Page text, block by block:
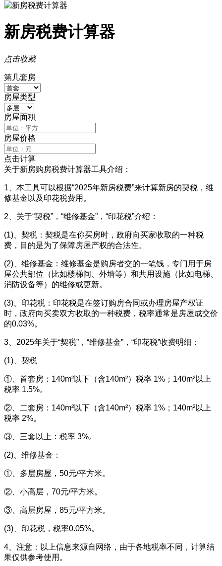
新房税费计算器
点击收藏
第几套房
房屋类型
房屋面积
房屋价格
点击计算
关于新房购房税费计算器工具介绍：
1、本工具可以根据“2025年新房税费”来计算新房的契税，维
修基金以及印花税费用。
2、关于“契税”，“维修基金”，“印花税”介绍：
(1)、契税：契税是在你买房时，政府向买家收取的一种税
费，目的是为了保障房屋产权的合法性。
(2)、维修基金：维修基金是购房者交的一笔钱，专门用于房
屋公共部位（比如楼梯间、外墙等）和共用设施（比如电梯、
消防设备等）的维修或更新。
(3)、印花税：印花税是在签订购房合同或办理房屋产权证
时，政府向买卖双方收取的一种税费，税率通常是房屋成交价
的0.03%。
3、2025年关于“契税”，“维修基金”，“印花税”收费明细：
(1)、契税
①、首套房：140m²以下（含140m²）税率 1%；140m²以上
税率 1.5%。
②、二套房：140m²以下（含140m²）税率 1%；140m²以上
税率 2%。
③、三套以上：税率 3%。
(2)、维修基金：
①、多层房屋，50元/平方米。
②、小高层，70元/平方米。
③、高层房屋，85元/平方米。
(3)、印花税，税率0.05%。
4、注意：以上信息来源自网络，由于各地税率不同，计算结
果仅供参考使用。